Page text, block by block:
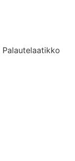
Palautelaatikko